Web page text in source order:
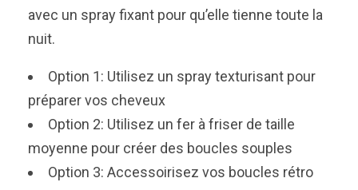
avec un spray fixant pour qu’elle tienne toute la
nuit.
Option 1: Utilisez un spray texturisant pour
préparer vos cheveux
Option 2: Utilisez un fer à friser de taille
moyenne pour créer des boucles souples
Option 3: Accessoirisez vos boucles rétro